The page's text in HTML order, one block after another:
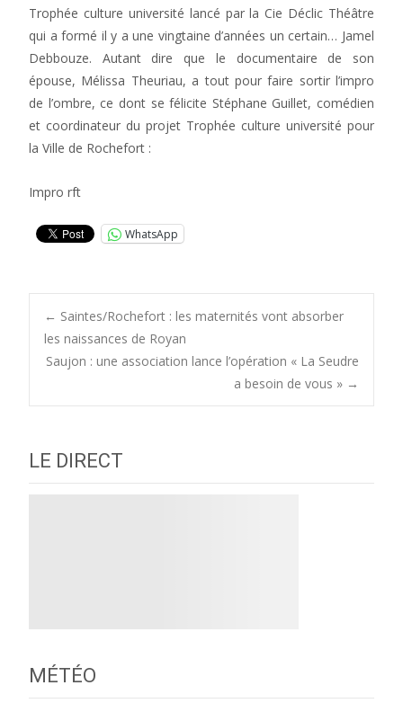
Trophée culture université lancé par la Cie Déclic Théâtre
qui a formé il y a une vingtaine d’années un certain… Jamel
Debbouze. Autant dire que le documentaire de son
épouse, Mélissa Theuriau, a tout pour faire sortir l’impro
de l’ombre, ce dont se félicite Stéphane Guillet, comédien
et coordinateur du projet Trophée culture université pour
la Ville de Rochefort :
Impro rft
WhatsApp
Post
navigation
← Saintes/Rochefort : les maternités vont absorber
les naissances de Royan
Saujon : une association lance l’opération « La Seudre
a besoin de vous » →
LE DIRECT
MÉTÉO